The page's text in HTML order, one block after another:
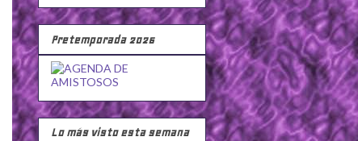
Pretemporada 2026
Lo más visto esta semana